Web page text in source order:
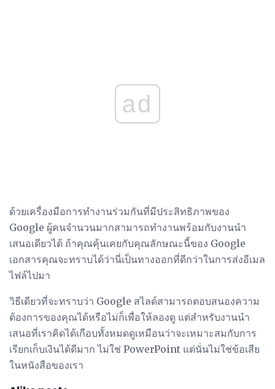
ad
ด้วยเครื่องมือการทำงานร่วมกันที่มีประสิทธิภาพของ
Google ผู้คนจำนวนมากสามารถทำงานพร้อมกับงานนำ
เสนอเดียวได้ ถ้าคุณคุ้นเคยกับคุณลักษณะนี้ของ Google
เอกสารคุณจะทราบได้ว่านี่เป็นทางออกที่ดีกว่าในการส่งอีเมล
ไฟล์ไปมา
วิธีเดียวที่จะทราบว่า Google สไลด์สามารถตอบสนองความ
ต้องการของคุณได้หรือไม่ก็เพื่อให้ลองดู แต่สำหรับงานนำ
เสนอที่เราคิดได้เกือบทั้งหมดดูเหมือนว่าจะเหมาะสมกับการ
เรียกเก็บเงินได้ดีมาก ไม่ใช่ PowerPoint แต่นั่นไม่ใช่ข้อเสีย
ในหนังสือของเรา